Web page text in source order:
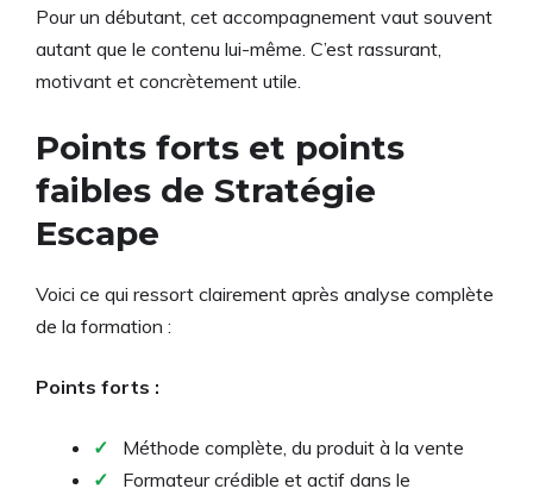
Pour un débutant, cet accompagnement vaut souvent
autant que le contenu lui-même. C’est rassurant,
motivant et concrètement utile.
Points forts et points
faibles de Stratégie
Escape
Voici ce qui ressort clairement après analyse complète
de la formation :
Points forts :
✓
Méthode complète, du produit à la vente
✓
Formateur crédible et actif dans le